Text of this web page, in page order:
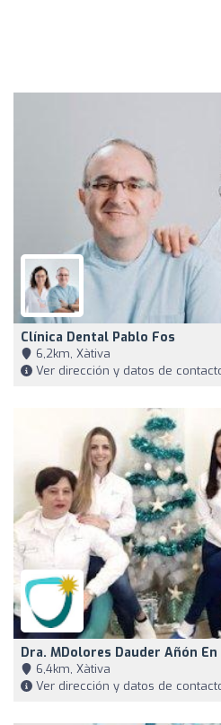
Clínica Dental Pablo Fos
6,2km, Xàtiva
Ver dirección y datos de
Dra. MDolores Dauder Añón
6,4km, Xàtiva
Ver dirección y datos de